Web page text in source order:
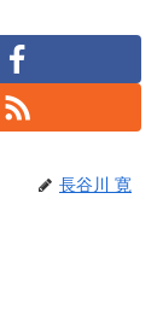
長谷川 寛